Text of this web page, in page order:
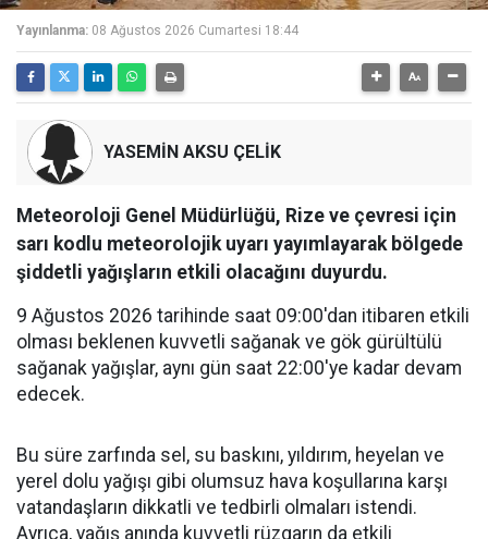
Yayınlanma: 08 Ağustos 2026 Cumartesi 18:44
YASEMİN AKSU ÇELİK
Meteoroloji Genel Müdürlüğü, Rize ve çevresi için
sarı kodlu meteorolojik uyarı yayımlayarak bölgede
şiddetli yağışların etkili olacağını duyurdu.
9 Ağustos 2026 tarihinde saat 09:00'dan itibaren etkili
olması beklenen kuvvetli sağanak ve gök gürültülü
sağanak yağışlar, aynı gün saat 22:00'ye kadar devam
edecek.
Bu süre zarfında sel, su baskını, yıldırım, heyelan ve
yerel dolu yağışı gibi olumsuz hava koşullarına karşı
vatandaşların dikkatli ve tedbirli olmaları istendi.
Ayrıca, yağış anında kuvvetli rüzgarın da etkili